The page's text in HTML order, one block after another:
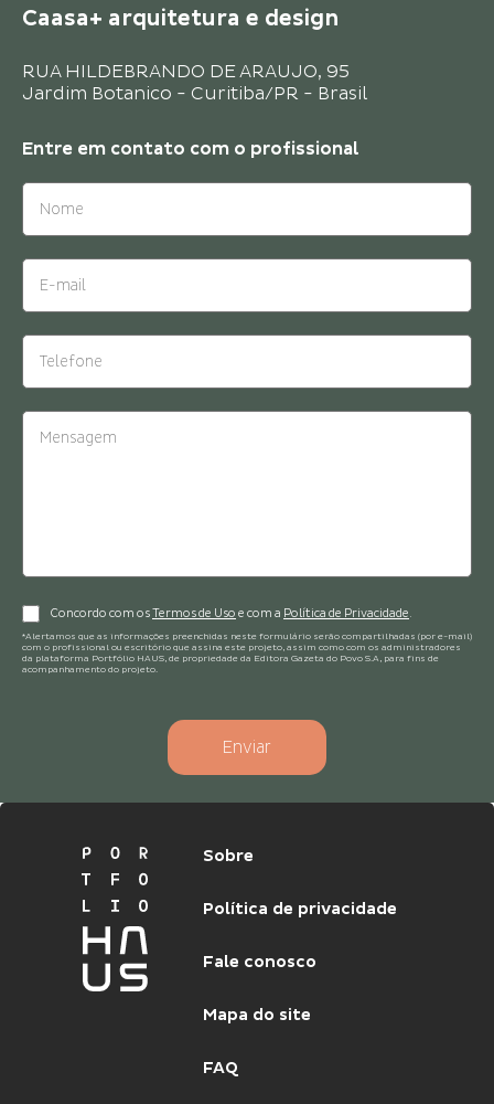
Caasa+ arquitetura e design
RUA HILDEBRANDO DE ARAUJO, 95
Jardim Botanico - Curitiba/PR - Brasil
Entre em contato com o profissional
Concordo com osTermos de Uso e com a Política de Privacidade.
*Alertamos que as informações preenchidas neste formulário serão compartilhadas (por e-mail)
com o profissional ou escritório que assina este projeto, assim como com os administradores
da plataforma Portfólio HAUS, de propriedade da Editora Gazeta do Povo S.A, para fins de
acompanhamento do projeto.
Enviar
Sobre
Política de privacidade
Fale conosco
Mapa do site
FAQ